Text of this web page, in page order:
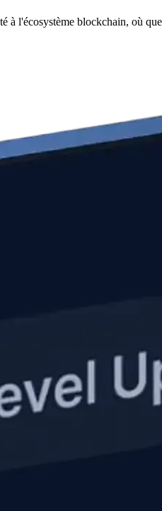
à l'écosystème blockchain, où que